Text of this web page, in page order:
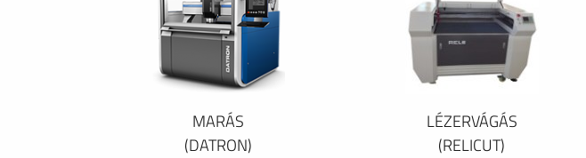
MARÁS
(DATRON)
LÉZERVÁGÁS
(RELICUT)